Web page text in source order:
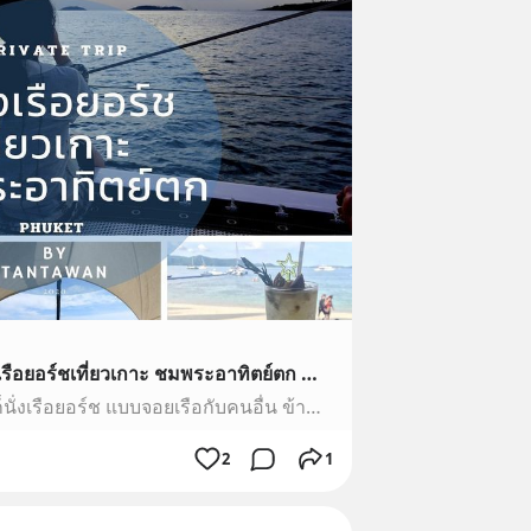
[TANTAWAN_Travel] ล่องเรือยอร์ชเที่ยวเกาะ ชมพระอาทิตย์ตก @ภูเก็ต คราวก่อนมาภูเก็ตกับเพื่อนก็นั่งเรือยอร์ช แบบจอยเรือกับคนอื่น ข้ามไปเกาะเฮ เฮ้ย..มันดีอะ เลยชวนครอบครัวบินลงภูเก็ต เหมาเรือยอร์ชข้ามไปเกาะเฮที่หาดกล้วย หร
คราวก่อนมาภูเก็ตกับเพื่อนก็นั่งเรือยอร์ช แบบจอยเรือกับคนอื่น ข้ามไปเกาะเฮ เฮ้ย..มันดีอะ เลยชวนครอบครัวบินลงภูเก็ต เหมาเรือยอร์ชข้ามไปเกาะเฮที่หาดกล้วย หรือ Banana Beach ซึ่งห่างจากเกาะภูเก็ตประมาณ 20 นาทีด้วยเรือเร็ว และ 45 นาที ด้วยเรือใบ
2 1